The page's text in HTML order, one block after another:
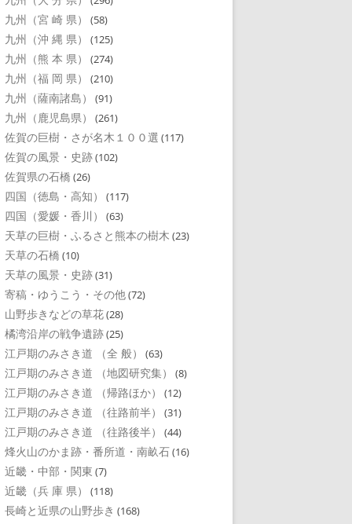
九州（宮 崎 県） (58)
九州（沖 縄 県） (125)
九州（熊 本 県） (274)
九州（福 岡 県） (210)
九州（薩南諸島） (91)
九州（鹿児島県） (261)
佐賀の巨樹・さが名木１００選 (117)
佐賀の風景・史跡(102)
佐賀県の石橋 (26)
四国（徳島・高知） (117)
四国（愛媛・香川） (63)
天草の巨樹・ふるさと熊本の樹木 (23)
天草の石橋 (10)
天草の風景・史跡(31)
寄稿・ゆうこう・その他(72)
山野歩きなどの草花(28)
橘湾沿岸の戦争遺跡(25)
江戸期のみさき道 （全 般） (63)
江戸期のみさき道 （地図研究集） (8)
江戸期のみさき道 （帰路ほか） (12)
江戸期のみさき道 （往路前半） (31)
江戸期のみさき道 （往路後半） (44)
烽火山のかま跡・番所道・南畝石(16)
近畿・中部・関東 (7)
近畿（兵 庫 県） (118)
長崎と近県の山野歩き (168)